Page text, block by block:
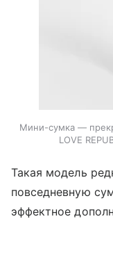
Мини-сумка —
LOVE
Такая модель
повседневную
эффектное